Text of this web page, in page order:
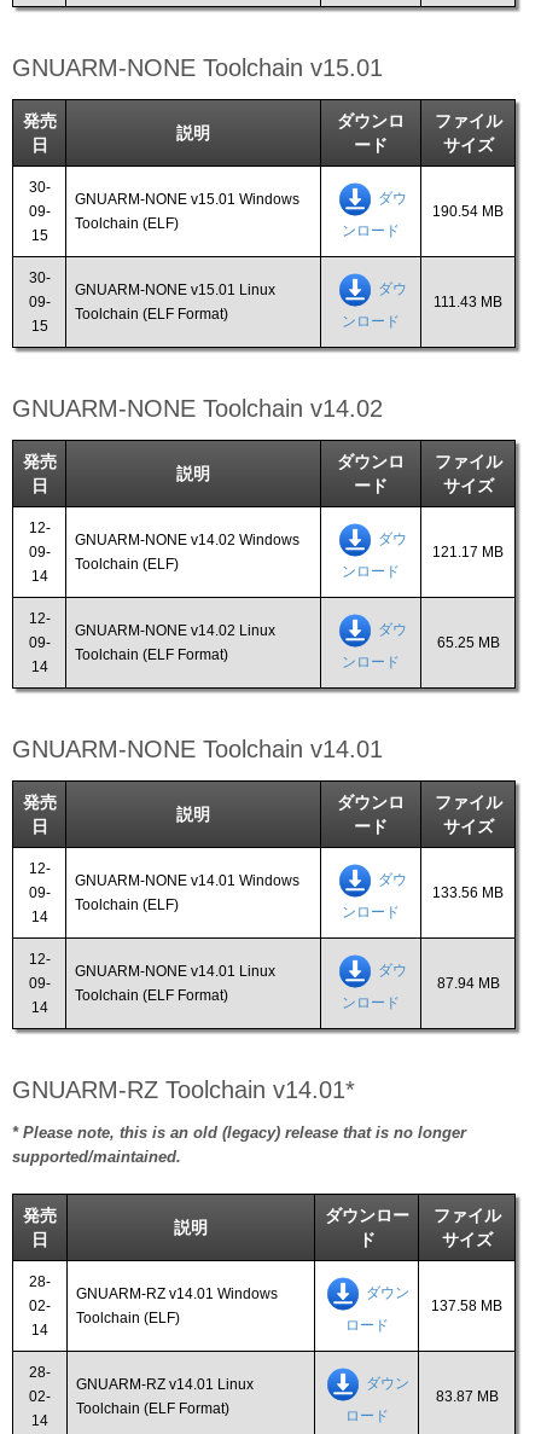
GNUARM-NONE Toolchain v15.01
発売
日
説明
ダウンロ
ード
ファイル
サイズ
30-
09-
15
GNUARM-NONE v15.01 Windows
Toolchain (ELF)
ダウ
ンロード
190.54 MB
30-
09-
15
GNUARM-NONE v15.01 Linux
Toolchain (ELF Format)
ダウ
ンロード
111.43 MB
GNUARM-NONE Toolchain v14.02
発売
日
説明
ダウンロ
ード
ファイル
サイズ
12-
09-
14
GNUARM-NONE v14.02 Windows
Toolchain (ELF)
ダウ
ンロード
121.17 MB
12-
09-
14
GNUARM-NONE v14.02 Linux
Toolchain (ELF Format)
ダウ
ンロード
65.25 MB
GNUARM-NONE Toolchain v14.01
発売
日
説明
ダウンロ
ード
ファイル
サイズ
12-
09-
14
GNUARM-NONE v14.01 Windows
Toolchain (ELF)
ダウ
ンロード
133.56 MB
12-
09-
14
GNUARM-NONE v14.01 Linux
Toolchain (ELF Format)
ダウ
ンロード
87.94 MB
GNUARM-RZ Toolchain v14.01*
* Please note, this is an old (legacy) release that is no longer
supported/maintained.
発売
日
説明
ダウンロー
ド
ファイル
サイズ
28-
02-
14
GNUARM-RZ v14.01 Windows
Toolchain (ELF)
ダウン
ロード
137.58 MB
28-
02-
14
GNUARM-RZ v14.01 Linux
Toolchain (ELF Format)
ダウン
ロード
83.87 MB